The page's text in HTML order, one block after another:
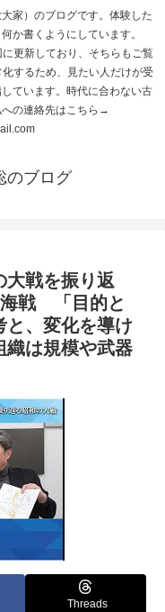
家）のブログです。体験した
か書くようにしています。
更新しており、そちらもご覧
するため、見たい人だけが受
ています。時代に合わない古
への連絡先はこちら→
のブログ
戦を振り返
戦 「目的と
と、変化を導け
織は規模や武器
Threads